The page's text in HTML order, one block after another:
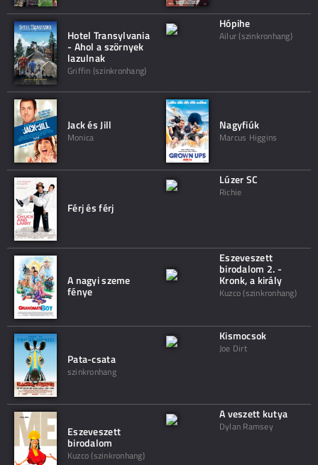
Hotel Transylvania
- Ahol a szörnyek
lazulnak
Griffin (szinkronhang)
Hópihe
Ailur (szinkronhang)
Jack és Jill
Monica
Nagyfiúk
Marcus Higgins
Férj és férj
Lúzer SC
Richie
A nagyi szeme
fénye
Eszeveszett
birodalom 2. -
Kronk, a király
Kuzco (szinkronhang)
Pata-csata
szinkronhang
Kismocsok
Joe Dirt
Eszeveszett
birodalom
Kuzco (szinkronhang)
A veszett kutya
Dylan Ramsey